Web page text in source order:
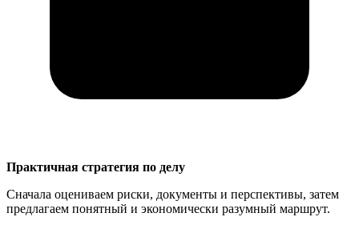
Практичная стратегия по делу
Сначала оцениваем риски, документы и перспективы, затем
предлагаем понятный и экономически разумный маршрут.